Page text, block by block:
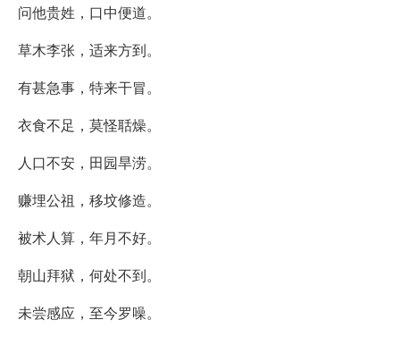
问他贵姓，口中便道。
草木李张，适来方到。
有甚急事，特来干冒。
衣食不足，莫怪聒燥。
人口不安，田园旱涝。
赚埋公祖，移坟修造。
被术人算，年月不好。
朝山拜狱，何处不到。
未尝感应，至今罗噪。